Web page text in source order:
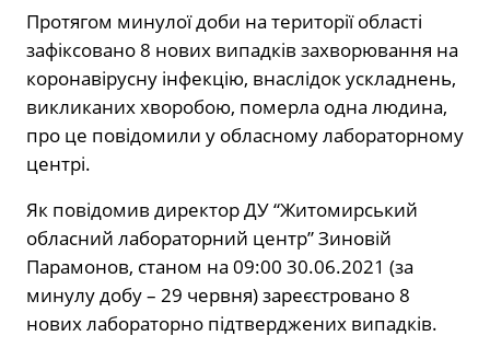
Протягом минулої доби на території області
зафіксовано 8 нових випадків захворювання на
коронавірусну інфекцію, внаслідок ускладнень,
викликаних хворобою, померла одна людина,
про це повідомили у обласному лабораторному
центрі.
Як повідомив директор ДУ “Житомирський
обласний лабораторний центр” Зиновій
Парамонов, станом на 09:00 30.06.2021 (за
минулу добу – 29 червня) зареєстровано 8
нових лабораторно підтверджених випадків.